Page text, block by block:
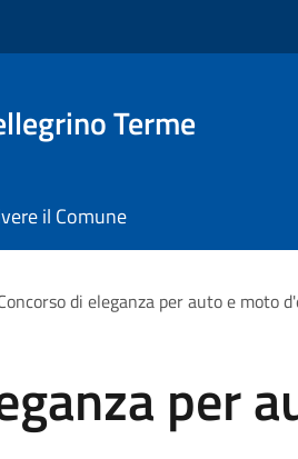
Terme
il Comune
di eleganza per auto e moto
per